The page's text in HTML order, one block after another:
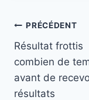
Navigation
de
l’article
PRÉCÉDENT
Résultat frottis
combien de
avant de
résultats